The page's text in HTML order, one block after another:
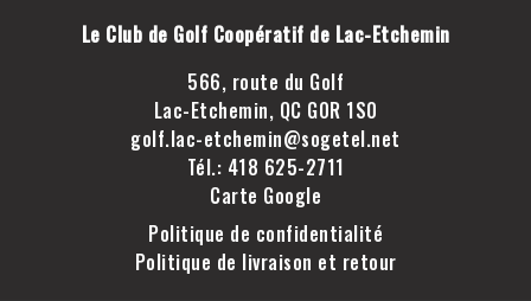
FACEBOOK
INSTAGRAM
Le Club de Golf Coopératif de Lac-Etchemin
566, route du Golf
Lac-Etchemin, QC G0R 1S0
golf.lac-etchemin@sogetel.net
Tél.: 418 625-2711
Carte Google
Politique de confidentialité
Politique de livraison et retour